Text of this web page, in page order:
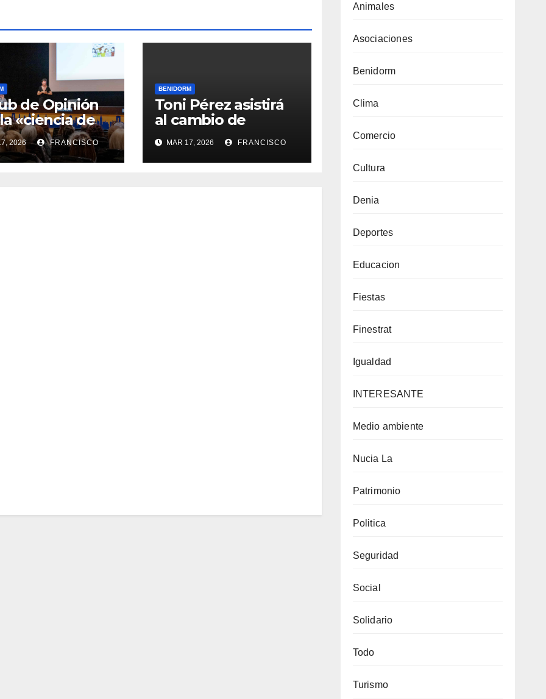
de Opinión
«ciencia de
a
en su XV
de
2026 FRANCISCO
BENIDORM
Toni Pérez asistirá
al cambio de
presidencia rotaria
en Benidorm
MAR 17, 2026 FRANCISCO
Animales
Asociaciones
Benidorm
Clima
Comercio
Cultura
Denia
Deportes
Educacion
Fiestas
Finestrat
Igualdad
INTERESANTE
Medio ambiente
Nucia La
Patrimonio
Politica
Seguridad
Social
Solidario
Todo
Turismo